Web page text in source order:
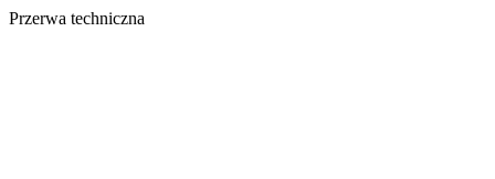
Przerwa techniczna